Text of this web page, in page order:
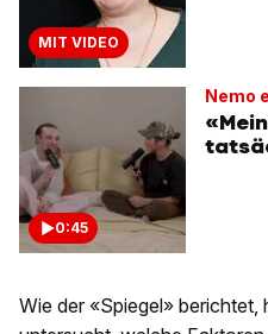
MIT VIDEO
0:45
Nemo
Wie der «Spiegel» berichtet,